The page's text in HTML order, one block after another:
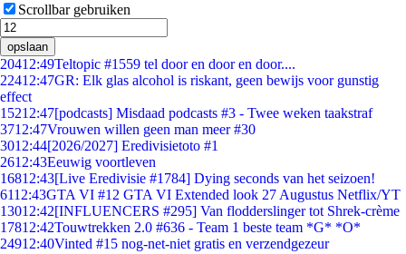
Scrollbar gebruiken
opslaan
20412:49Teltopic #1559 tel door en door en door....
22412:47GR: Elk glas alcohol is riskant, geen bewijs voor gunstig
effect
15212:47[podcasts] Misdaad podcasts #3 - Twee weken taakstraf
3712:47Vrouwen willen geen man meer #30
3012:44[2026/2027] Eredivisietoto #1
2612:43Eeuwig voortleven
16812:43[Live Eredivisie #1784] Dying seconds van het seizoen!
6112:43GTA VI #12 GTA VI Extended look 27 Augustus Netflix/YT
13012:42[INFLUENCERS #295] Van flodderslinger tot Shrek-crème
17812:42Touwtrekken 2.0 #636 - Team 1 beste team *G* *O*
24912:40Vinted #15 nog-net-niet gratis en verzendgezeur